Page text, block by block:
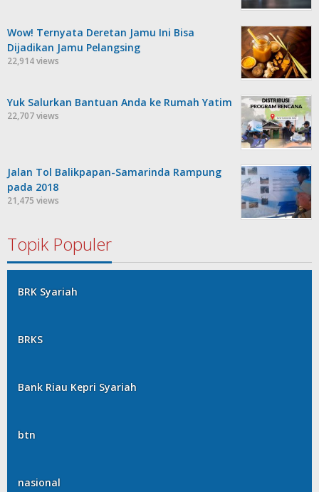
Wow! Ternyata Deretan Jamu Ini Bisa
Dijadikan Jamu Pelangsing
22,914 views
Yuk Salurkan Bantuan Anda ke Rumah Yatim
22,707 views
Jalan Tol Balikpapan-Samarinda Rampung
pada 2018
21,475 views
Topik Populer
BRK Syariah
BRKS
Bank Riau Kepri Syariah
btn
nasional